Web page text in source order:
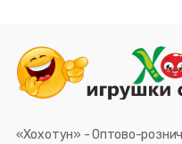
«Хохотун» - Оптово-